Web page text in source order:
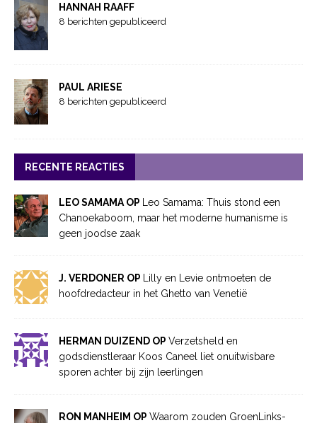
HANNAH RAAFF
8 berichten gepubliceerd
PAUL ARIESE
8 berichten gepubliceerd
RECENTE REACTIES
LEO SAMAMA OP
Leo Samama: Thuis stond een
Chanoekaboom, maar het moderne humanisme is
geen joodse zaak
J. VERDONER OP
Lilly en Levie ontmoeten de
hoofdredacteur in het Ghetto van Venetië
HERMAN DUIZEND OP Verzetsheld en
godsdienstleraar Koos Caneel liet onuitwisbare
sporen achter bij zijn leerlingen
RON MANHEIM OP Waarom zouden GroenLinks-